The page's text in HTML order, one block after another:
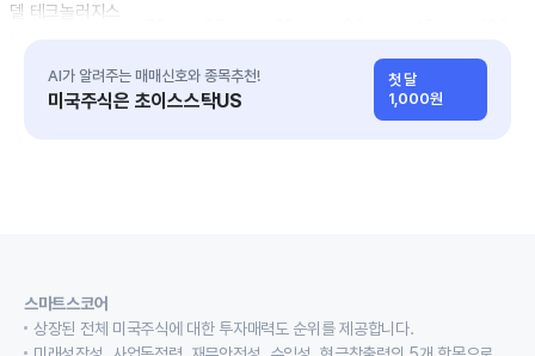
델 테크놀러지스
크리컷
CRCT 76 25 85
AI가 알려주는 매매신호와 종목추천!
미국주식은 초이스스탁US
첫 달
1,000원
스마트스코어
상장된 전체 미국주식에 대한 투자매력도 순위를 제공합니다.